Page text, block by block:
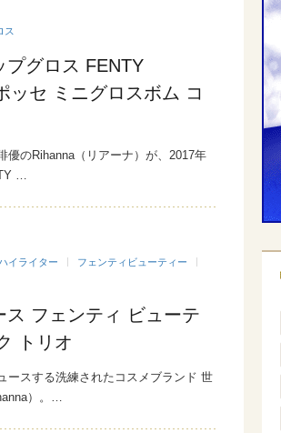
ス
プグロス FENTY
ッセ ミニグロスボム コ
優のRihanna（リアーナ）が、2017年
…
イライター
フェンティビューティー
フェンティ ビューテ
トリオ
ースする洗練されたコスメブランド 世
）。…